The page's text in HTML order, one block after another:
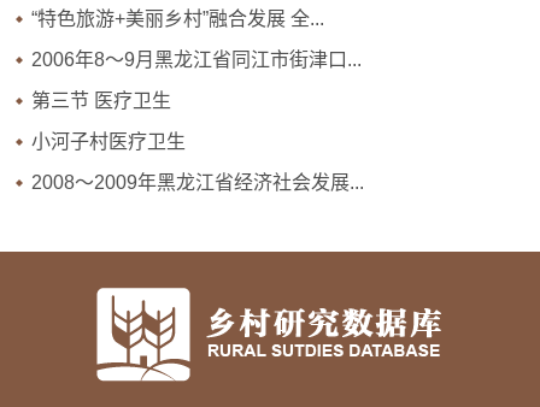
“特色旅游+美丽乡村”融合发展 全...
2006年8～9月黑龙江省同江市街津口...
第三节 医疗卫生
小河子村医疗卫生
2008～2009年黑龙江省经济社会发展...